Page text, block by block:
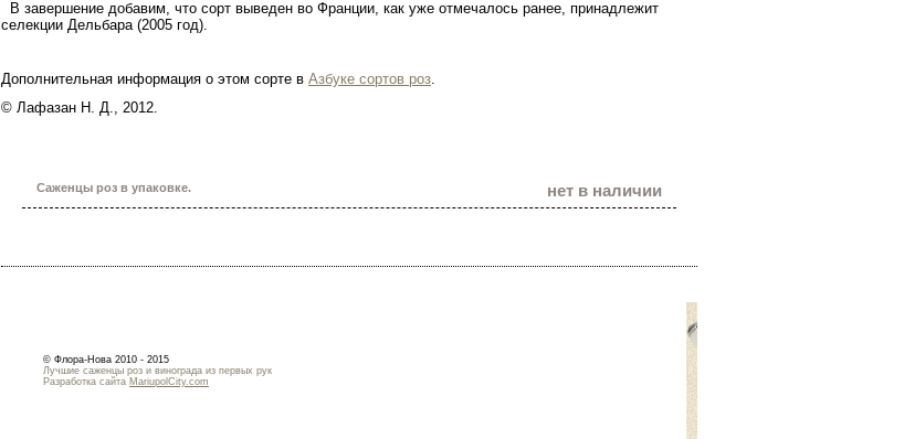
В завершение добавим, что сорт выведен во Франции, как уже отмечалось ранее, принадлежит
селекции Дельбара (2005 год).
Дополнительная информация о этом сорте в Азбуке сортов роз.
© Лафазан Н. Д., 2012.
Саженцы роз в упаковке. нет в наличии
© Флора-Нова 2010 - 2015
Лучшие саженцы роз и винограда из первых рук
Разработка сайта MariupolCity.com